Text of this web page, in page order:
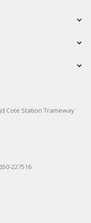
Cote Station Trameway
227516